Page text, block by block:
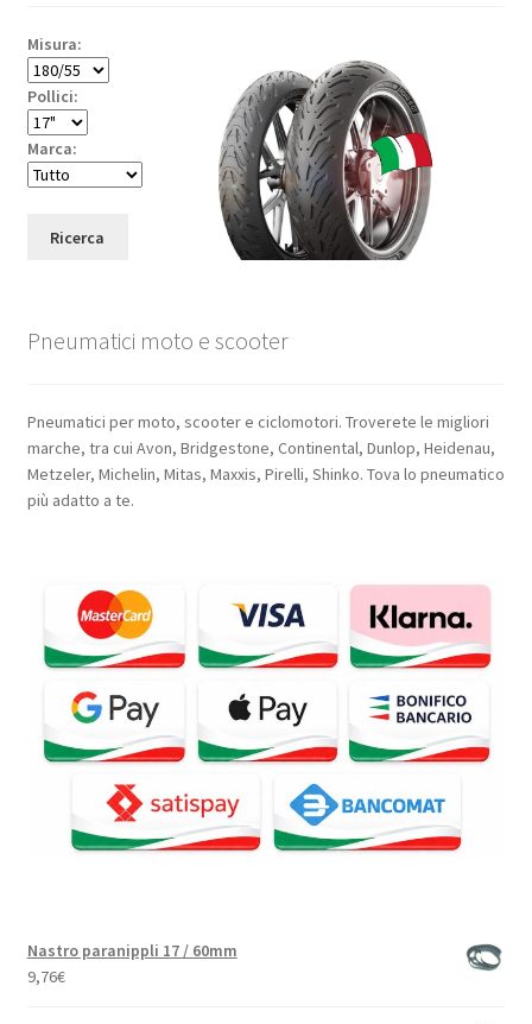
Misura:
Pollici:
Marca:
Ricerca
Pneumatici moto e scooter
Pneumatici per moto, scooter e ciclomotori. Troverete le migliori
marche, tra cui Avon, Bridgestone, Continental, Dunlop, Heidenau,
Metzeler, Michelin, Mitas, Maxxis, Pirelli, Shinko. Tova lo pneumatico
più adatto a te.
Nastro paranippli 17 / 60mm
9,76€